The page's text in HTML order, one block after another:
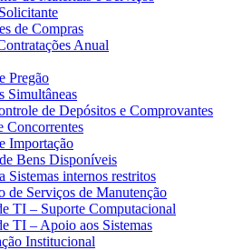
de Compras
Anual
Pregão
Simultâneas
de Depósitos e Comprovantes
Concorrentes
Importação
Bens Disponíveis
Sistemas internos restritos
de Serviços de Manutenção
TI – Suporte Computacional
TI – Apoio aos Sistemas
Institucional